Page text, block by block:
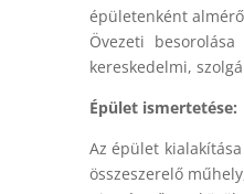
épületenként
Övezeti besorolása
kereskedelmi,
Épület ismertetése:
Az épület
összeszerelő